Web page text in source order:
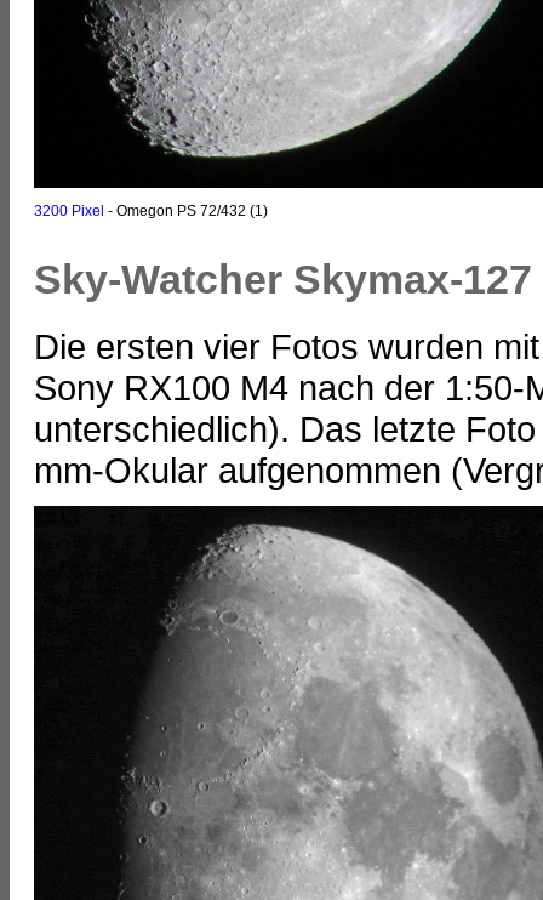
3200 Pixel - Omegon PS 72/432 (1)
Sky-Watcher Skymax-127
Die ersten vier Fotos wurden
Sony RX100 M4 nach der
unterschiedlich). Das letzte
mm-Okular aufgenommen